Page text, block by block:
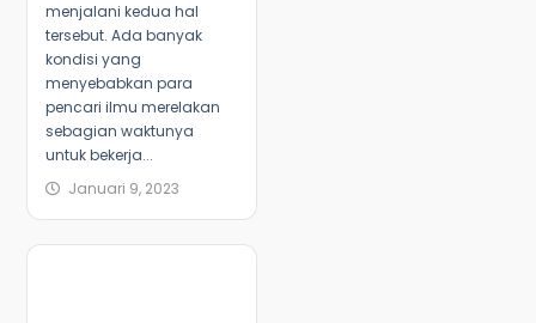
menjalani kedua hal
tersebut. Ada banyak
kondisi yang
menyebabkan para
pencari ilmu merelakan
sebagian waktunya
untuk bekerja...
Januari 9, 2023